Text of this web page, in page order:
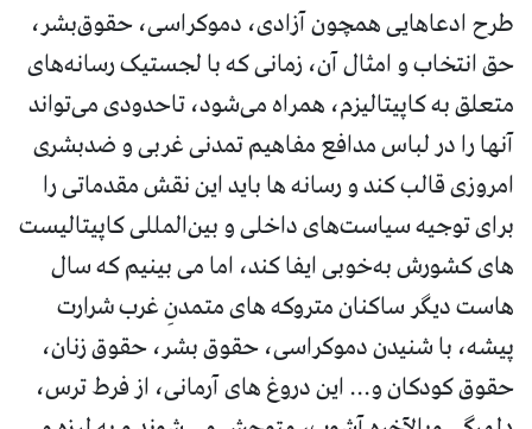
طرح ادعاهایی همچون آزادی، دموکراسی، حقوق‌بشر،
حق انتخاب و امثال آن، زمانی که با لجستیک رسانه‌‌های
متعلق به کاپیتالیزم، همراه می‌شود، تاحدودی می‌تواند
آنها را در لباس مدافع مفاهیم تمدنی غربی و ضدبشری
امروزی قالب کند و رسانه ها باید این نقش مقدماتی را
برای توجیه سیاست‌های داخلی و بین‌المللی کاپیتالیست
های کشورش به‌خوبی ایفا کند، اما می بینیم که سال
هاست دیگر ساکنان متروکه های متمدنِ غرب شرارت
پیشه، با شنیدن دموکراسی، حقوق بشر، حقوق زنان،
حقوق کودکان و... این دروغ های آرمانی، از فرط ترس،